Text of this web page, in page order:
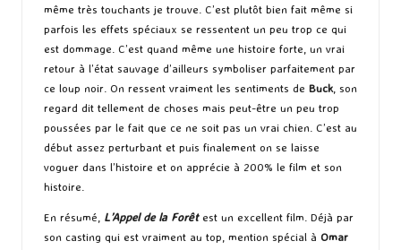
même très touchants je trouve. C’est plutôt bien fait même si
parfois les effets spéciaux se ressentent un peu trop ce qui
est dommage. C’est quand même une histoire forte, un vrai
retour à l’état sauvage d’ailleurs symboliser parfaitement par
ce loup noir. On ressent vraiment les sentiments de Buck , son
regard dit tellement de choses mais peut-être un peu trop
poussées par le fait que ce ne soit pas un vrai chien. C’est au
début assez perturbant et puis finalement on se laisse
voguer dans l’histoire et on apprécie à 200% le film et son
histoire.
En résumé, L’Appel de la Forêtest un excellent film. Déjà par
son casting qui est vraiment au top, mention spécial à Omar